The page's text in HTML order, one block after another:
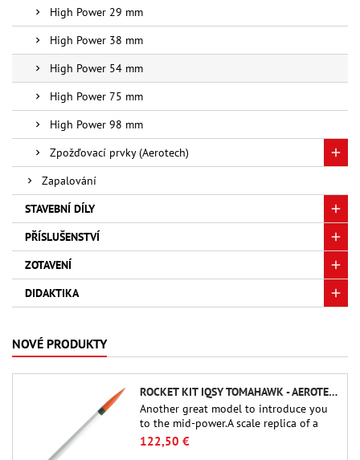
High Power 29 mm
High Power 38 mm
High Power 54 mm
High Power 75 mm
High Power 98 mm
Zpožďovací prvky (Aerotech)
Zapalování
STAVEBNÍ DÍLY
PŘÍSLUŠENSTVÍ
ZOTAVENÍ
DIDAKTIKA
NOVÉ PRODUKTY
ROCKET KIT IQSY TOMAHAWK - AEROTECH
Another great model to introduce you
to the mid-power.A scale replica of a
famous sounding rocket, small in size
and peefect to move to higher-level kits.
122,50 €